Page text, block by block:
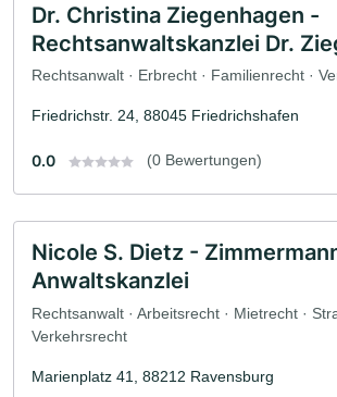
Dr. Christina Ziegenhagen -
Rechtsanwaltskanzlei Dr.
Rechtsanwalt · Erbrecht · Familienrecht ·
Friedrichstr. 24, 88045 Friedrichshafen
0.0 (0 Bewertungen)
Nicole S. Dietz -
Anwaltskanzlei
Rechtsanwalt · Arbeitsrecht · Mietrecht ·
Verkehrsrecht
Marienplatz 41, 88212 Ravensburg